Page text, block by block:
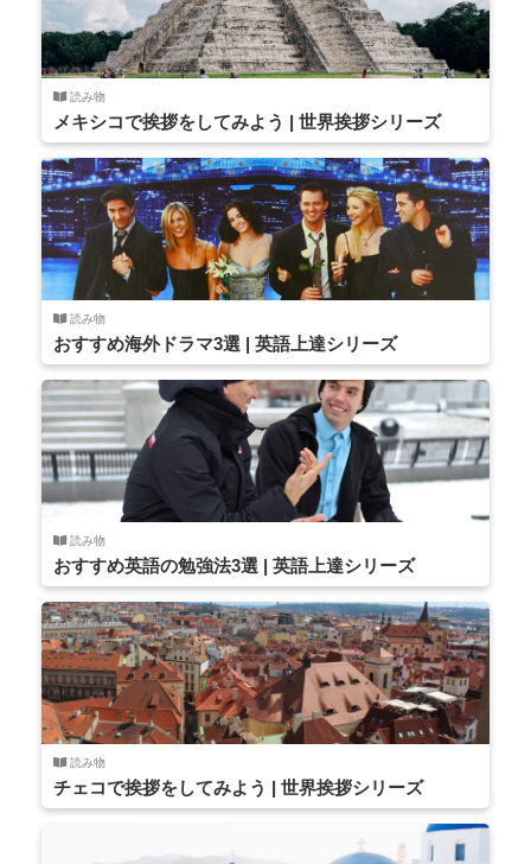
読み物
メキシコで挨拶をしてみよう | 世界挨拶シリーズ
読み物
おすすめ海外ドラマ3選 | 英語上達シリーズ
読み物
おすすめ英語の勉強法3選 | 英語上達シリーズ
読み物
チェコで挨拶をしてみよう | 世界挨拶シリーズ